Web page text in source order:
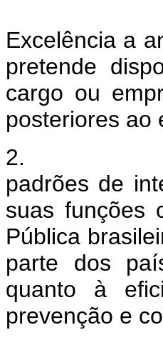
Excelência a
pretende
cargo ou
posteriores ao
2. A busca
padrões de
suas funções
Pública
parte dos
quanto à
prevenção e